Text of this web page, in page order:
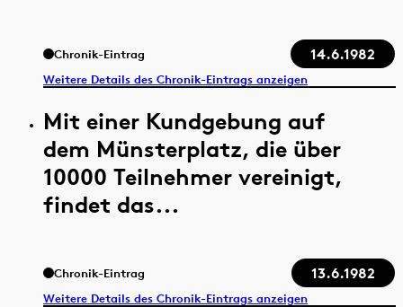
Chronik-Eintrag 14.6.1982
Weitere Details des Chronik-Eintrags anzeigen
Mit einer Kundgebung auf
dem Münsterplatz, die über
10000 Teilnehmer vereinigt,
findet das...
Chronik-Eintrag 13.6.1982
Weitere Details des Chronik-Eintrags anzeigen